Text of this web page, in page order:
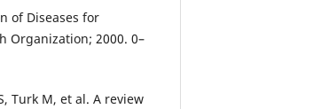
of Diseases for
Organization; 2000. 0–
Turk M, et al. A review